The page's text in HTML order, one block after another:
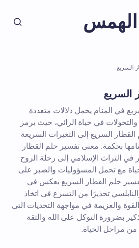
الهمس
السريع
السريع
في المنام يحمل دلالات متعددة
في حياة الرائي، حيث يرمز
السريع إلى التغيرات السريعة
بحكمة. معنى تفسير حلم القطار
في التراث الإسلامي إلى رحلة الروح
مع تحمل المسؤوليات والصبر على
تفسير حلم القطار السريع يعكس في
تحذيرًا من التسرع في اتخاذ
والعزيمة في مواجهة التحديات التي
بضرورة التوكل على الله والثقة
مراحل الحياة.